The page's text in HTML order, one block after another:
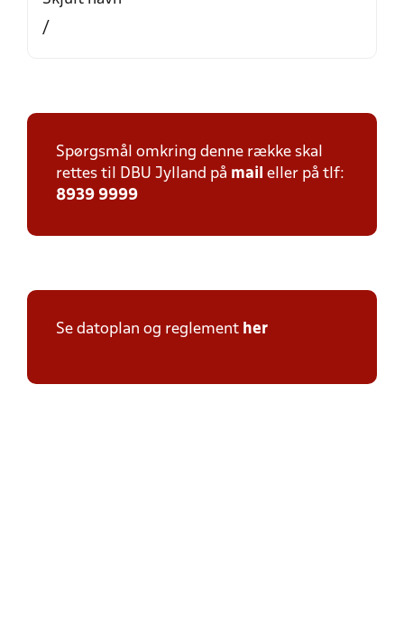
/
Spørgsmål omkring denne række skal
rettes til DBU Jylland på mail eller på tlf:
8939 9999
Se datoplan og reglement her